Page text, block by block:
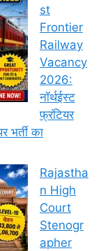
st
Frontier
Railway
Vacancy
2026:
नॉर्थईस्ट
फ्रंटियर
भर्ती का
Rajastha
n High
Court
Stenogr
apher